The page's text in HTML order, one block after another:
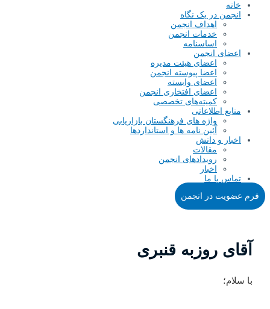
خانه
انجمن در یک نگاه
اهداف انجمن
خدمات انجمن
اساسنامه
اعضای انجمن
اعضای هیئت مدیره
اعضا پیوسته انجمن
اعضای وابسته
اعضای افتخاری انجمن
کمیته‌های تخصصی
منابع اطلاعاتی
واژه های فرهنگستان بازاریابی
آئین نامه ها و استانداردها
اخبار و دانش
مقالات
رویدادهای انجمن
اخبار
تماس با ما
فرم عضویت در انجمن
آقای روزبه قنبری
با سلام؛